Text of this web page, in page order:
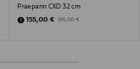
Praepann CXD 32 cm
Discounted Price
155,00 € Original Price
195,00 €